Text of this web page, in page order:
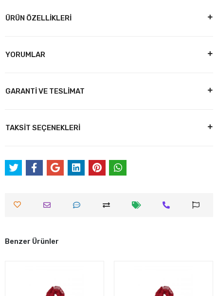
ÜRÜN ÖZELLİKLERİ
YORUMLAR
GARANTİ VE TESLİMAT
TAKSİT SEÇENEKLERİ
Benzer Ürünler